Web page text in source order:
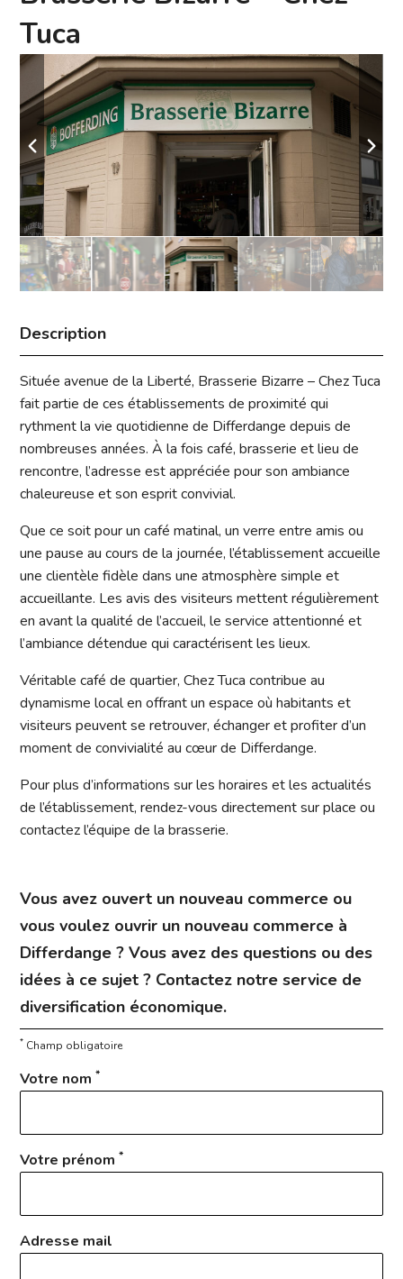
Tuca
Description
Située avenue de la Liberté, Brasserie Bizarre – Chez Tuca
fait partie de ces établissements de proximité qui
rythment la vie quotidienne de Differdange depuis de
nombreuses années. À la fois café, brasserie et lieu de
rencontre, l’adresse est appréciée pour son ambiance
chaleureuse et son esprit convivial.
Que ce soit pour un café matinal, un verre entre amis ou
une pause au cours de la journée, l’établissement accueille
une clientèle fidèle dans une atmosphère simple et
accueillante. Les avis des visiteurs mettent régulièrement
en avant la qualité de l’accueil, le service attentionné et
l’ambiance détendue qui caractérisent les lieux.
Véritable café de quartier, Chez Tuca contribue au
dynamisme local en offrant un espace où habitants et
visiteurs peuvent se retrouver, échanger et profiter d’un
moment de convivialité au cœur de Differdange.
Pour plus d’informations sur les horaires et les actualités
de l’établissement, rendez-vous directement sur place ou
contactez l’équipe de la brasserie.
Vous avez ouvert un nouveau commerce ou
vous voulez ouvrir un nouveau commerce à
Differdange ? Vous avez des questions ou des
idées à ce sujet ? Contactez notre service de
diversification économique.
* Champ obligatoire
Votre nom*
Votre prénom*
Adresse mail